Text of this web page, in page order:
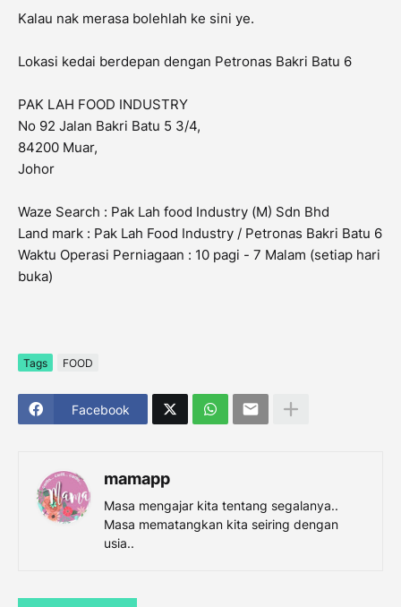
Kalau nak merasa bolehlah ke sini ye.
Lokasi kedai berdepan dengan Petronas Bakri Batu 6
PAK LAH FOOD INDUSTRY
No 92 Jalan Bakri Batu 5 3/4,
84200 Muar,
Johor
Waze Search : Pak Lah food Industry (M) Sdn Bhd
Land mark : Pak Lah Food Industry / Petronas Bakri Batu 6
Waktu Operasi Perniagaan : 10 pagi - 7 Malam (setiap hari
buka)
Tags FOOD
Facebook
mamapp
Masa mengajar kita tentang segalanya..
Masa mematangkan kita seiring dengan
usia..